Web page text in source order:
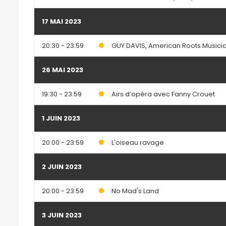
17 MAI 2023
20:30 - 23:59 GUY DAVIS, American Roots
26 MAI 2023
19:30 - 23:59 Airs d’opéra avec Fanny Crouet
1 JUIN 2023
20:00 - 23:59 L'oiseau ravage
2 JUIN 2023
20:00 - 23:59 No Mad's Land
3 JUIN 2023